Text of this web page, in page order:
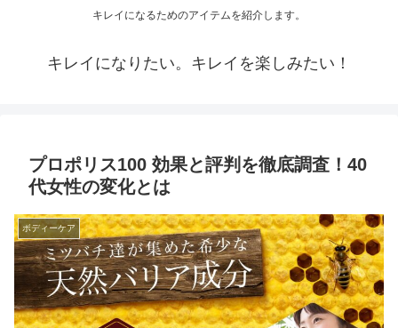
キレイになるためのアイテムを紹介します。
キレイになりたい。キレイを楽しみたい！
プロポリス100 効果と評判を徹底調査！40
代女性の変化とは
ボディーケア